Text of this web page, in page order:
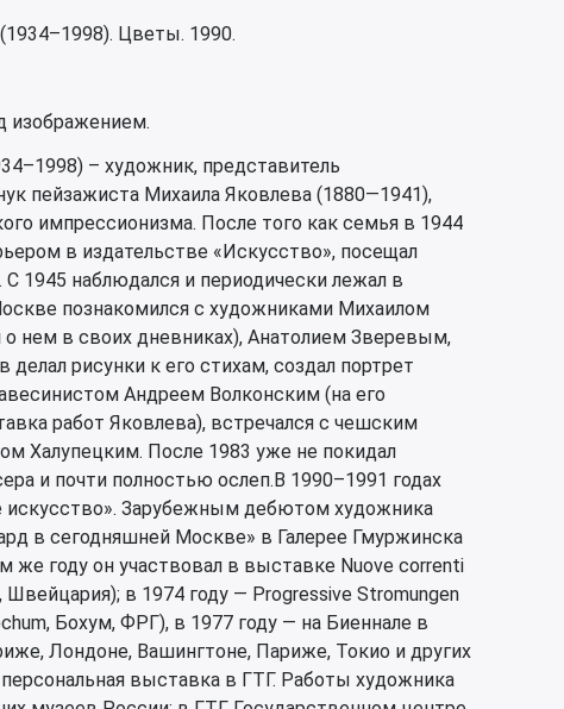
Цветы. 1990.
изображением.
– художник, представитель
пейзажиста Михаила Яковлева (1880—1941),
импрессионизма. После того как семья в 1944
в издательстве «Искусство», посещал
1945 наблюдался и периодически лежал в
познакомился с художниками Михаилом
нем в своих дневниках), Анатолием Зверевым,
рисунки к его стихам, создал портрет
Андреем Волконским (на его
работ Яковлева), встречался с чешским
Халупецким. После 1983 уже не покидал
и почти полностью ослеп.В 1990–1991 годах
искусство». Зарубежным дебютом художника
в сегодняшней Москве» в Галерее Гмуржинска
же году он участвовал в выставке Nuove correnti
Швейцария); в 1974 году — Progressive Stromungen
Бохум, ФРГ), в 1977 году — на Биеннале в
Лондоне, Вашингтоне, Париже, Токио и других
персональная выставка в ГТГ. Работы художника